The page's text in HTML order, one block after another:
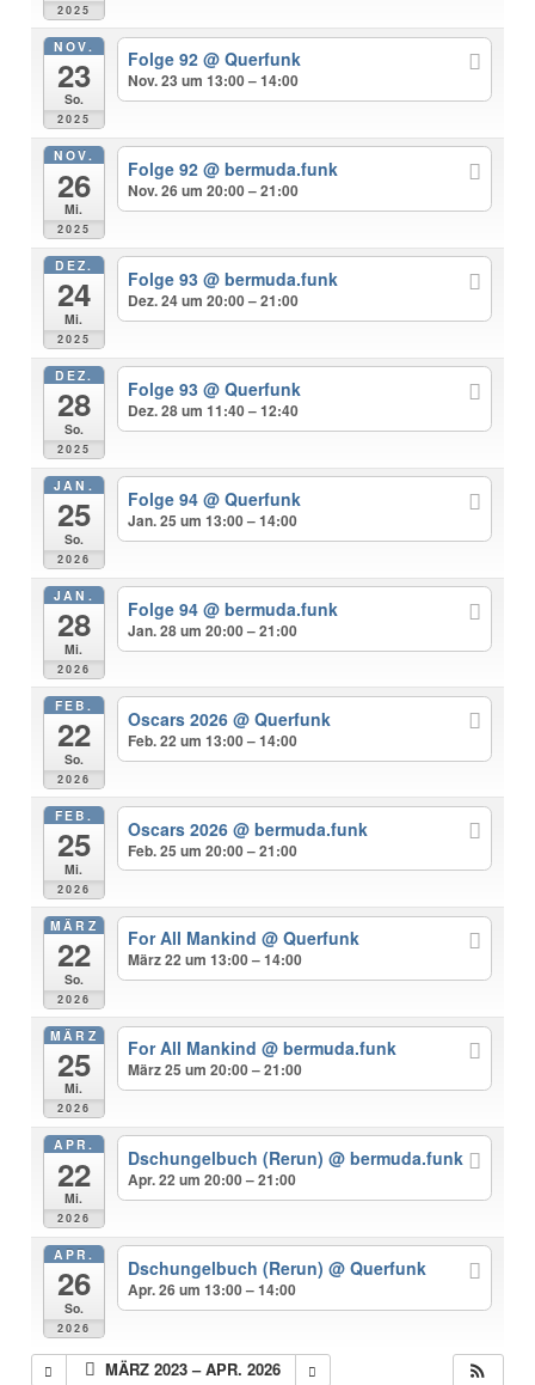
2025
NOV.
23
So.
2025
Folge 92 @ Querfunk
Nov. 23 um 13:00 – 14:00
NOV.
26
Mi.
2025
Folge 92 @ bermuda.funk
Nov. 26 um 20:00 – 21:00
DEZ.
24
Mi.
2025
Folge 93 @ bermuda.funk
Dez. 24 um 20:00 – 21:00
DEZ.
28
So.
2025
Folge 93 @ Querfunk
Dez. 28 um 11:40 – 12:40
JAN.
25
So.
2026
Folge 94 @ Querfunk
Jan. 25 um 13:00 – 14:00
JAN.
28
Mi.
2026
Folge 94 @ bermuda.funk
Jan. 28 um 20:00 – 21:00
FEB.
22
So.
2026
Oscars 2026 @ Querfunk
Feb. 22 um 13:00 – 14:00
FEB.
25
Mi.
2026
Oscars 2026 @ bermuda.funk
Feb. 25 um 20:00 – 21:00
MÄRZ
22
So.
2026
For All Mankind @ Querfunk
März 22 um 13:00 – 14:00
MÄRZ
25
Mi.
2026
For All Mankind @ bermuda.funk
März 25 um 20:00 – 21:00
APR.
22
Mi.
2026
Dschungelbuch (Rerun) @ bermuda.funk
Apr. 22 um 20:00 – 21:00
APR.
26
So.
2026
Dschungelbuch (Rerun) @ Querfunk
Apr. 26 um 13:00 – 14:00
MÄRZ 2023 – APR. 2026